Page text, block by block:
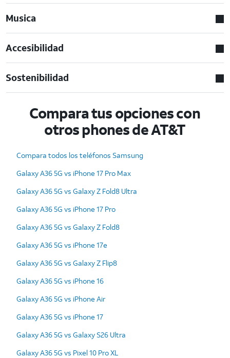
Musica
Accesibilidad
Sostenibilidad
Compara tus opciones con
otros phones de AT&T
Compara todos los teléfonos Samsung
Galaxy A36 5G vs iPhone 17 Pro Max
Galaxy A36 5G vs Galaxy Z Fold8 Ultra
Galaxy A36 5G vs iPhone 17 Pro
Galaxy A36 5G vs Galaxy Z Fold8
Galaxy A36 5G vs iPhone 17e
Galaxy A36 5G vs Galaxy Z Flip8
Galaxy A36 5G vs iPhone 16
Galaxy A36 5G vs iPhone Air
Galaxy A36 5G vs iPhone 17
Galaxy A36 5G vs Galaxy S26 Ultra
Galaxy A36 5G vs Pixel 10 Pro XL